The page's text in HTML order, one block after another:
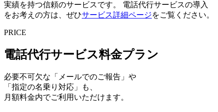
実績を持つ信頼のサービスです。 電話代行サービスの導入
をお考えの方は、ぜひサービス詳細ページをご覧ください。
PRICE
電話代行サービス料金プラン
必要不可欠な「 メールでのご報告 」や
「 指定の名乗り対応 」も、
月額料金内でご利用いただけます。